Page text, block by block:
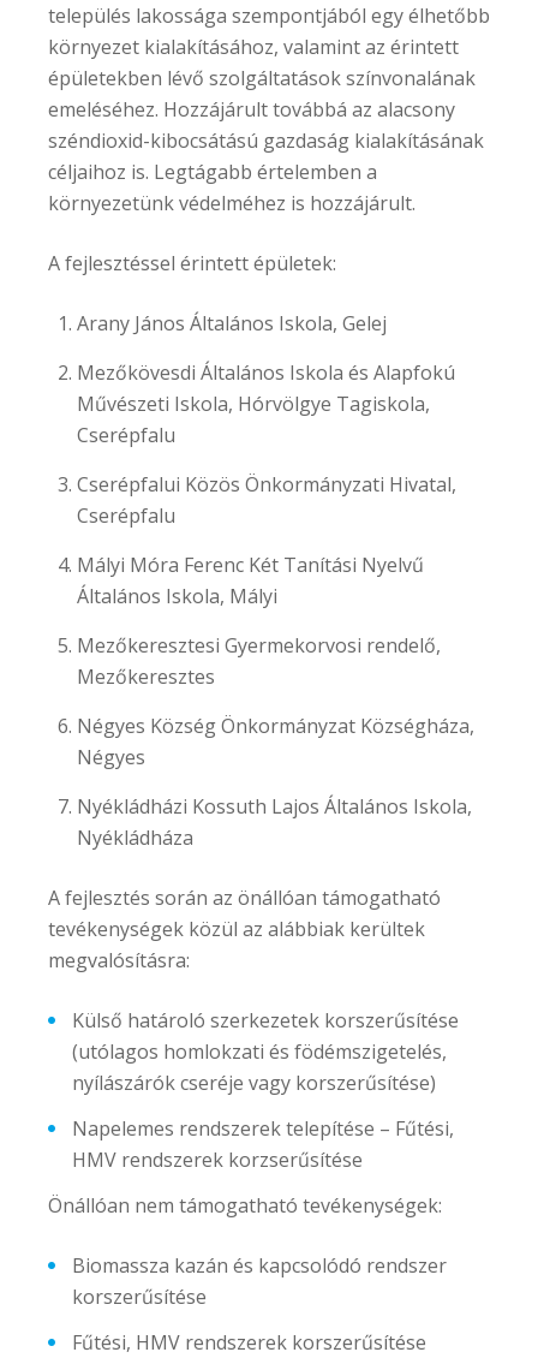
település lakossága szempontjából egy élhetőbb
környezet kialakításához, valamint az érintett
épületekben lévő szolgáltatások színvonalának
emeléséhez. Hozzájárult továbbá az alacsony
széndioxid-kibocsátású gazdaság kialakításának
céljaihoz is. Legtágabb értelemben a
környezetünk védelméhez is hozzájárult.
A fejlesztéssel érintett épületek:
Arany János Általános Iskola, Gelej
Mezőkövesdi Általános Iskola és Alapfokú
Művészeti Iskola, Hórvölgye Tagiskola,
Cserépfalu
Cserépfalui Közös Önkormányzati Hivatal,
Cserépfalu
Mályi Móra Ferenc Két Tanítási Nyelvű
Általános Iskola, Mályi
Mezőkeresztesi Gyermekorvosi rendelő,
Mezőkeresztes
Négyes Község Önkormányzat Községháza,
Négyes
Nyékládházi Kossuth Lajos Általános Iskola,
Nyékládháza
A fejlesztés során az önállóan támogatható
tevékenységek közül az alábbiak kerültek
megvalósításra:
Külső határoló szerkezetek korszerűsítése
(utólagos homlokzati és födémszigetelés,
nyílászárók cseréje vagy korszerűsítése)
Napelemes rendszerek telepítése – Fűtési,
HMV rendszerek korzserűsítése
Önállóan nem támogatható tevékenységek:
Biomassza kazán és kapcsolódó rendszer
korszerűsítése
Fűtési, HMV rendszerek korszerűsítése